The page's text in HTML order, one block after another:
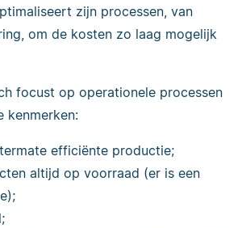
zijn processen, van
om de kosten zo laag mogelijk
focust op operationele processen
kenmerken:
efficiënte productie;
altijd op voorraad (er is een